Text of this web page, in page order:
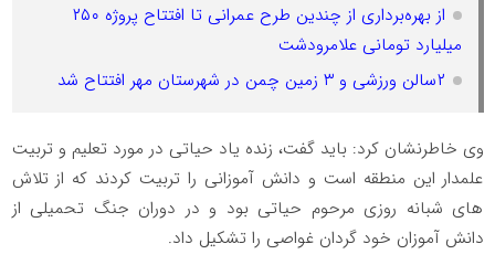
از بهره‌برداری از چندین طرح عمرانی تا افتتاح پروژه ۲۵۰
میلیارد تومانی علامرودشت
۲سالن ورزشی و ۳ زمین چمن در شهرستان مهر افتتاح شد
وی خاطرنشان کرد: باید گفت، زنده یاد حیاتی در مورد تعلیم و تربیت
علمدار این منطقه است و دانش آموزانی را تربیت کردند که از تلاش
های شبانه روزی مرحوم حیاتی بود و در دوران جنگ تحمیلی از
دانش آموزان خود گردان غواصی را تشکیل داد.